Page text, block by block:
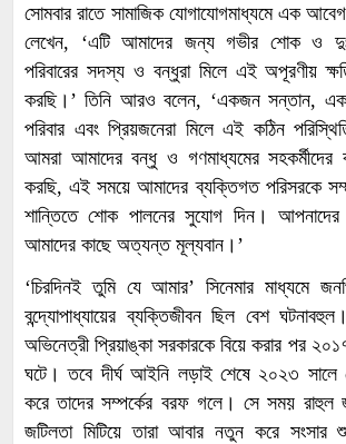
সোমবার রাতে সামাজিক যোগাযোগমাধ্যমে এক
লেখেন, ‘এটি আমাদের জন্য গভীর শোক ও
পরিবারের সদস্য ও বন্ধুরা মিলে এই অপূরণীয়
করছি।’ তিনি আরও বলেন, ‘একজন সন্তান,
পরিবার এবং প্রিয়জনেরা মিলে এই কঠিন
আমরা আমাদের বন্ধু ও গণমাধ্যমের সহকর্মীদের
করছি, এই সময়ে আমাদের ব্যক্তিগত পরিসরকে
শান্তিতে শোক পালনের সুযোগ দিন। আপনাদের
আমাদের কাছে অত্যন্ত মূল্যবান।’
‘চিরদিনই তুমি যে আমার’ সিনেমার মাধ্যমে
বন্দ্যোপাধ্যায়ের ব্যক্তিজীবন ছিল বেশ
অভিনেত্রী প্রিয়াঙ্কা সরকারকে বিয়ে করার পর
ঘটে। তবে দীর্ঘ আইনি লড়াই শেষে ২০২৩ সালে
করে তাদের সম্পর্কের বরফ গলে। সে সময় রাহুল
জটিলতা মিটিয়ে তারা আবার নতুন করে